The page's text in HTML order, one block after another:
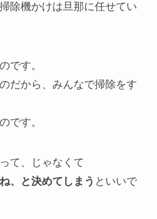
除機かけは旦那に任せてい
です。
だから、みんなで掃除をす
です。
て、じゃなくて
、と決めてしまう といいで